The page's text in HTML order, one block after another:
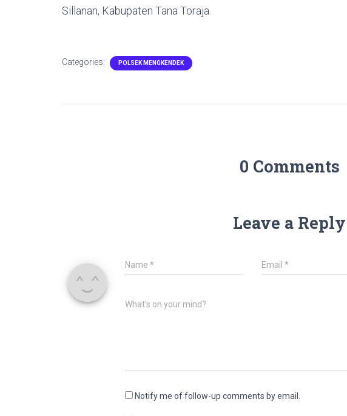
Sillanan, Kabupaten Tana Toraja.
Categories: POLSEK MENGKENDEK
0 Comments
Leave a Reply
Name * Email*
What's on your mind?
Notify me of follow-up comments by email.